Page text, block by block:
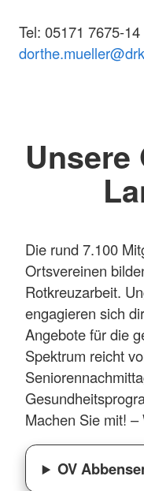
Tel: 05171 7675-14
Unsere
Die rund 7.100
Ortsvereinen
Rotkreuzarbeit.
engagieren sich
Angebote für die
Spektrum reicht
Machen Sie mit!
OV